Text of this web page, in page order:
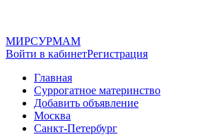
МИРСУРМАМ
Войти в кабинетРегистрация
Главная
Суррогатное материнство
Добавить объявление
Москва
Санкт-Петербург